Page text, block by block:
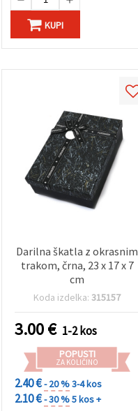
KUPI
Darilna škatla z okrasnim
trakom, črna, 23 x 17 x 7
cm
Koda izdelka:315157
3.00€ 1-2 kos
POPUSTI
ZA KOLIČINO
2.40 €- 20 %3-4 kos
2.10 €- 30 %5 kos +